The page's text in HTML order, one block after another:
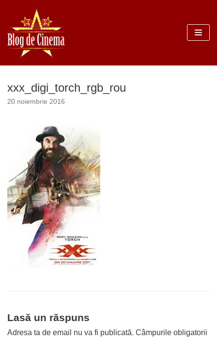
Sari
la
conținut
xxx_digi_torch_rgb_rou
20 noiembrie 2016
Lasă un răspuns
Adresa ta de email nu va fi publicată. Câmpurile obligatorii